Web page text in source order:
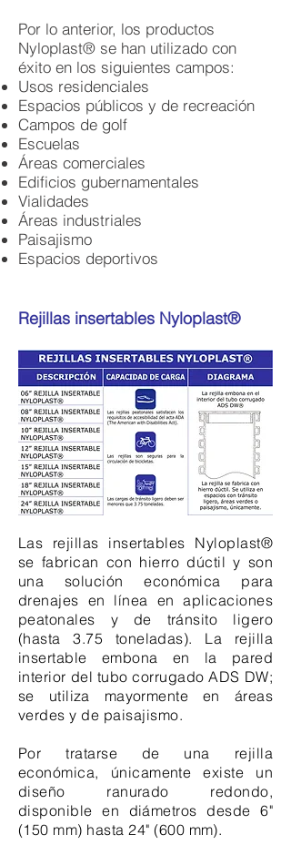
Por lo anterior, los productos
Nyloplast® se han utilizado con
éxito en los siguientes campos:
Usos residenciales
Espacios públicos y de recreación
Campos de golf
Escuelas
Áreas comerciales
Edificios gubernamentales
Vialidades
Áreas industriales
Paisajismo
Espacios deportivos
Rejillas insertables Nyloplast®
Las rejillas insertables Nyloplast®
se fabrican con hierro dúctil y son
una solución económica para
drenajes en línea en aplicaciones
peatonales y de tránsito ligero
(hasta 3.75 toneladas). La rejilla
insertable embona en la pared
interior del tubo corrugado ADS DW;
se utiliza mayormente en áreas
verdes y de paisajismo.
Por tratarse de una rejilla
económica, únicamente existe un
diseño ranurado redondo,
disponible en diámetros desde 6"
(150 mm) hasta 24" (600 mm).